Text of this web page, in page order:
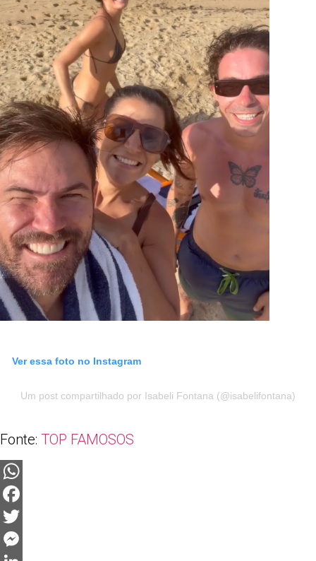
Ver essa foto no Instagram
Um post compartilhado por Isabeli Fontana (@isabelifontana)
Fonte: TOP FAMOSOS
WhatsApp
Facebook
Twitter